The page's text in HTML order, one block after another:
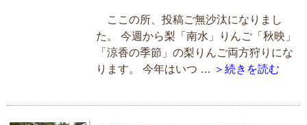
ここの所、投稿ご無沙汰になりまし
た。 今週から梨「南水」りんご「秋映」
「涼香の季節」の梨りんご両方狩りにな
ります。 今年はいつ … ＞続きを読む